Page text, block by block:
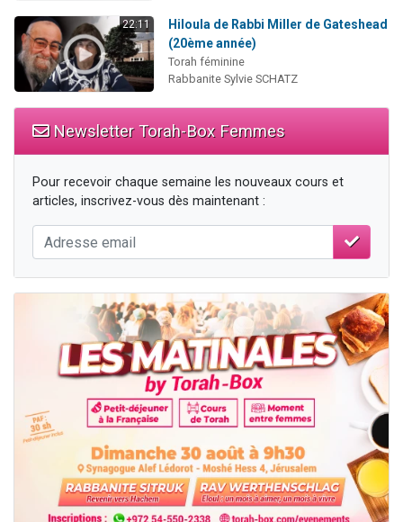
22:11
Hiloula de Rabbi Miller de Gateshead
(20ème année)
Torah féminine
Rabbanite Sylvie SCHATZ
Newsletter Torah-Box Femmes
Pour recevoir chaque semaine les nouveaux cours et
articles, inscrivez-vous dès maintenant :